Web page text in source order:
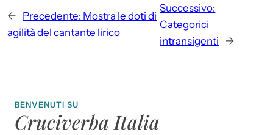
← Precedente: Mostra le doti di
agilità del cantante lirico
Successivo:
Categorici
intransigenti
→
BENVENUTI SU
Cruciverba Italia